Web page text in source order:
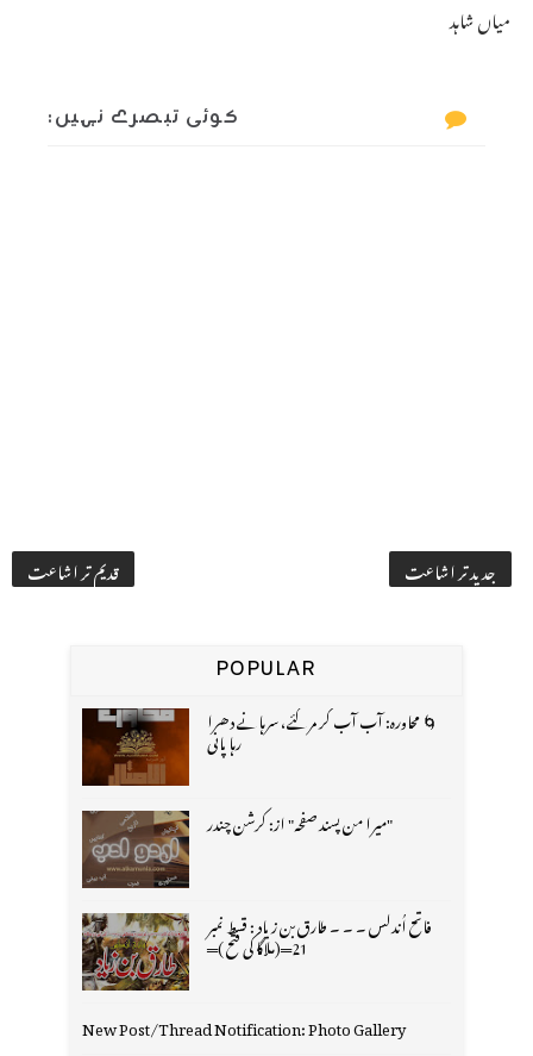
میاں شاہد
کوئی تبصرے نہیں:
جدید تر اشاعت قدیم تر اشاعت
POPULAR
🌀 محاورہ: آب آب کر مر گئے، سرہانے دھرا
رہا پانی
"میرا من پسند صفحہ" از: کرشن چندر
فاتح اُندلس ۔ ۔ ۔ طارق بن زیاد : قسط نمبر
21═(ملاگا کی فتح )═
New Post/Thread Notification: Photo Gallery